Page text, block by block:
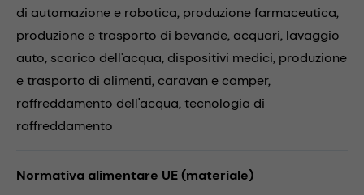
di automazione e robotica, produzione farmaceutica,
produzione e trasporto di bevande, acquari, lavaggio
auto, scarico dell'acqua, dispositivi medici, produzione
e trasporto di alimenti, caravan e camper,
raffreddamento dell'acqua,tecnologia di
raffreddamento
Normativa alimentare UE (materiale)